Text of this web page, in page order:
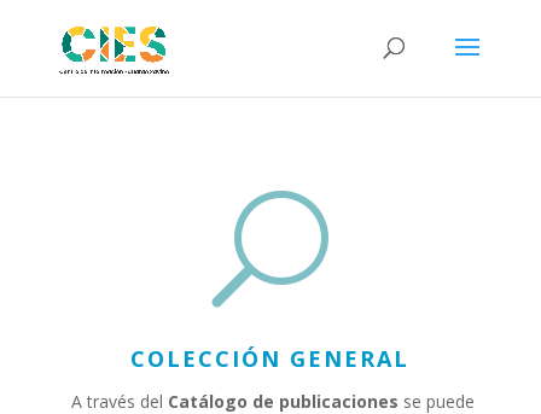
U
COLECCIÓN GENERAL
A través del Catálogo de publicaciones se puede